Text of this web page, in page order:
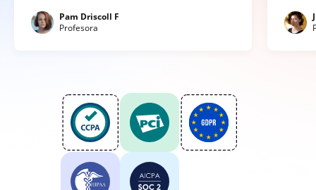
Pam Driscoll F
Profesora